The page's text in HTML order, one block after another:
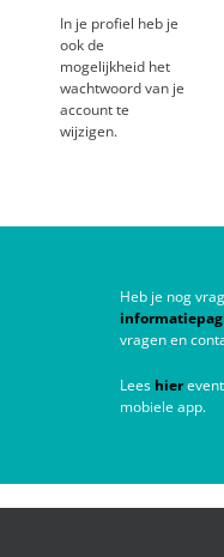
In je profiel heb je
ook de
mogelijkheid het
wachtwoord van je
account te
wijzigen.
Heb je nog
vragen en
Lees hier
mobiele app.